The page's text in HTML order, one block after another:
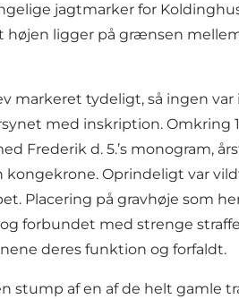
jagtmarker for
højen ligger på grænsen
markeret tydeligt, så ingen var
med inskription. Omkring
Frederik d. 5.’s monogram,
Oprindeligt var
Placering på gravhøje som
forbundet med strenge
deres funktion og forfaldt.
stump af en af de helt